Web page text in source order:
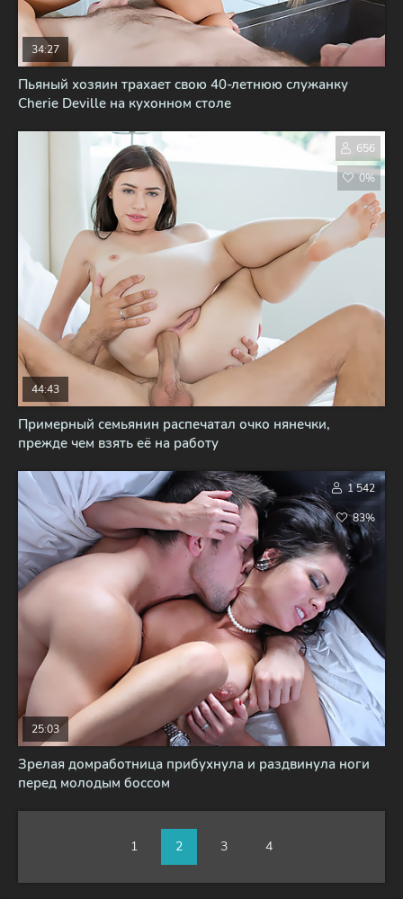
Пьяный хозяин трахает свою 40-летнюю служанку
Cherie Deville на кухонном столе
34:27
Примерный семьянин распечатал очко нянечки,
прежде чем взять её на работу
44:43
656
0%
Зрелая домработница прибухнула и раздвинула ноги
перед молодым боссом
25:03
1 542
83%
1 2 3 4